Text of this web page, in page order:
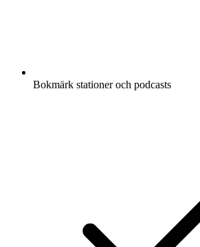
Bokmärk stationer och podcasts